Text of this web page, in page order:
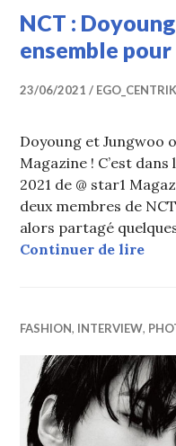
NCT :
ensemble
23/06/2021 EGO_CENTRIK
Doyoung et Jungwoo
Magazine ! C’est
2021 de @ star1
deux membres de
alors partagé
Continuer de lire
FASHION, INTERVIEW,